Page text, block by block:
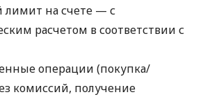
лимит на счете — с
расчетом в соответствии с
операции (покупка/
комиссий, получение